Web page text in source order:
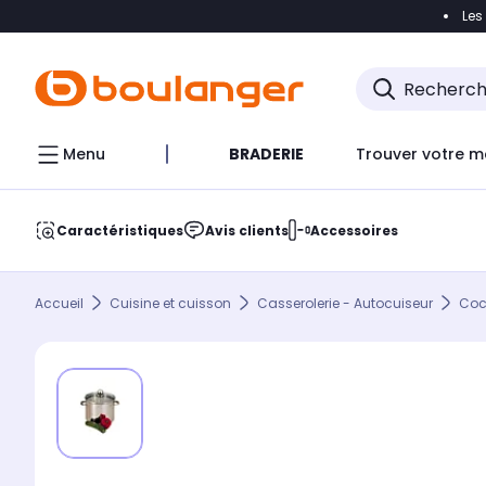
Accéder
Menu BRADERIE Trouver votre
Caractéristiques Avis clients Accessoires
Accueil Cuisine et cuisson Casserolerie - Autocuiseur